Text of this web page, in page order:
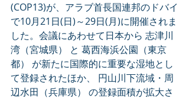
(COP13)が、アラブ首長国連邦のドバイ
で10月21日(日)～29日(月)に開催されま
した。会議にあわせて日本から 志津川
湾（宮城県） と 葛西海浜公園（東京
都） が新たに国際的に重要な湿地とし
て登録されたほか、 円山川下流域・周
辺水田（兵庫県） の登録面積が拡大さ